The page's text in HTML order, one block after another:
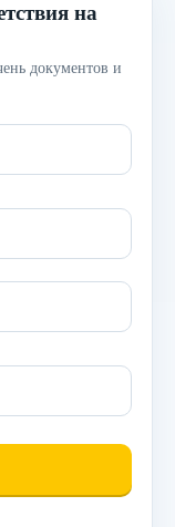
на
документов и